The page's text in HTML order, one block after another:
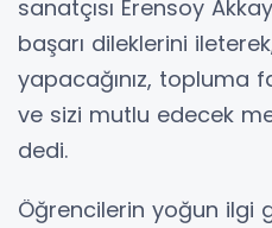
sanatçısı Erensoy
başarı dileklerini
yapacağınız, topluma
ve sizi mutlu edecek
dedi.
Öğrencilerin yoğun ilgi